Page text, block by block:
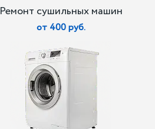
Ремонт сушильных машин
от 400 руб.